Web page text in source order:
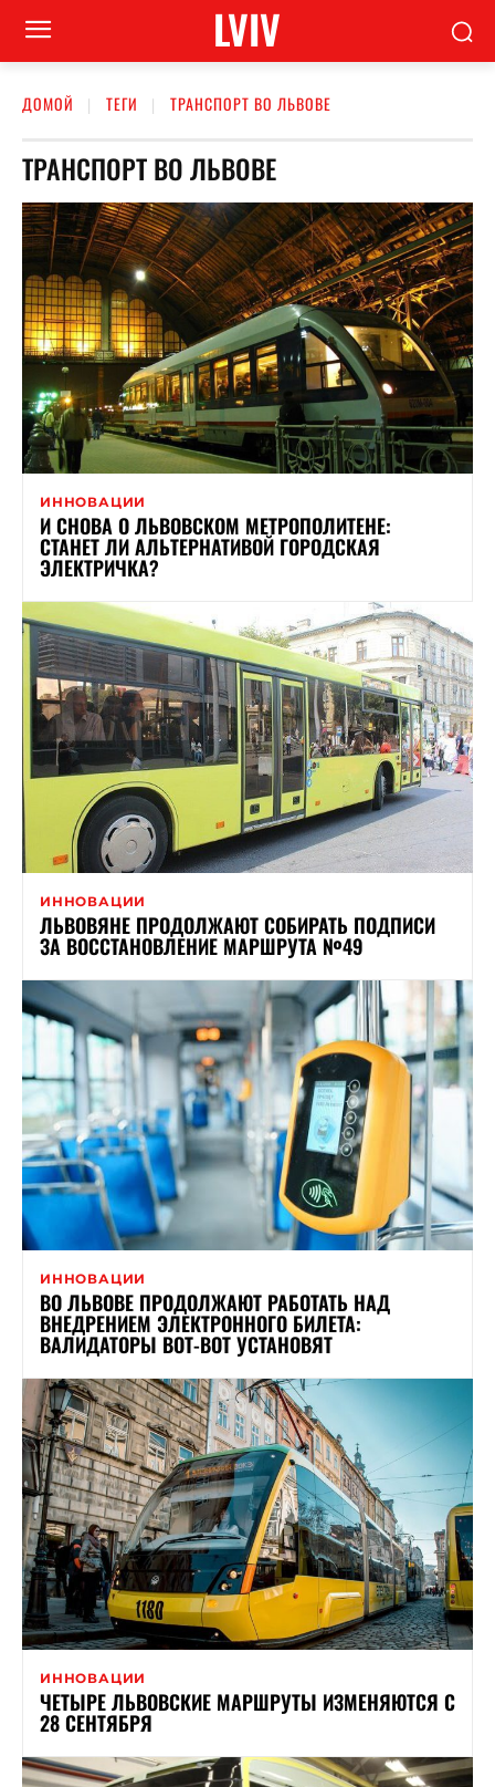
LVIV
ДОМОЙ ТЕГИ ТРАНСПОРТ ВО ЛЬВОВЕ
ТРАНСПОРТ ВО ЛЬВОВЕ
ИННОВАЦИИ
И СНОВА О ЛЬВОВСКОМ МЕТРОПОЛИТЕНЕ:
СТАНЕТ ЛИ АЛЬТЕРНАТИВОЙ ГОРОДСКАЯ
ЭЛЕКТРИЧКА?
ИННОВАЦИИ
ЛЬВОВЯНЕ ПРОДОЛЖАЮТ СОБИРАТЬ ПОДПИСИ
ЗА ВОССТАНОВЛЕНИЕ МАРШРУТА №49
ИННОВАЦИИ
ВО ЛЬВОВЕ ПРОДОЛЖАЮТ РАБОТАТЬ НАД
ВНЕДРЕНИЕМ ЭЛЕКТРОННОГО БИЛЕТА:
ВАЛИДАТОРЫ ВОТ-ВОТ УСТАНОВЯТ
ИННОВАЦИИ
ЧЕТЫРЕ ЛЬВОВСКИЕ МАРШРУТЫ ИЗМЕНЯЮТСЯ С
28 СЕНТЯБРЯ